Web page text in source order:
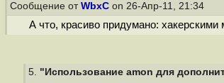
Сообщение от WbxC on 26-Апр-11, 21:34
А что, красиво придумано:
5. "Использование amon для